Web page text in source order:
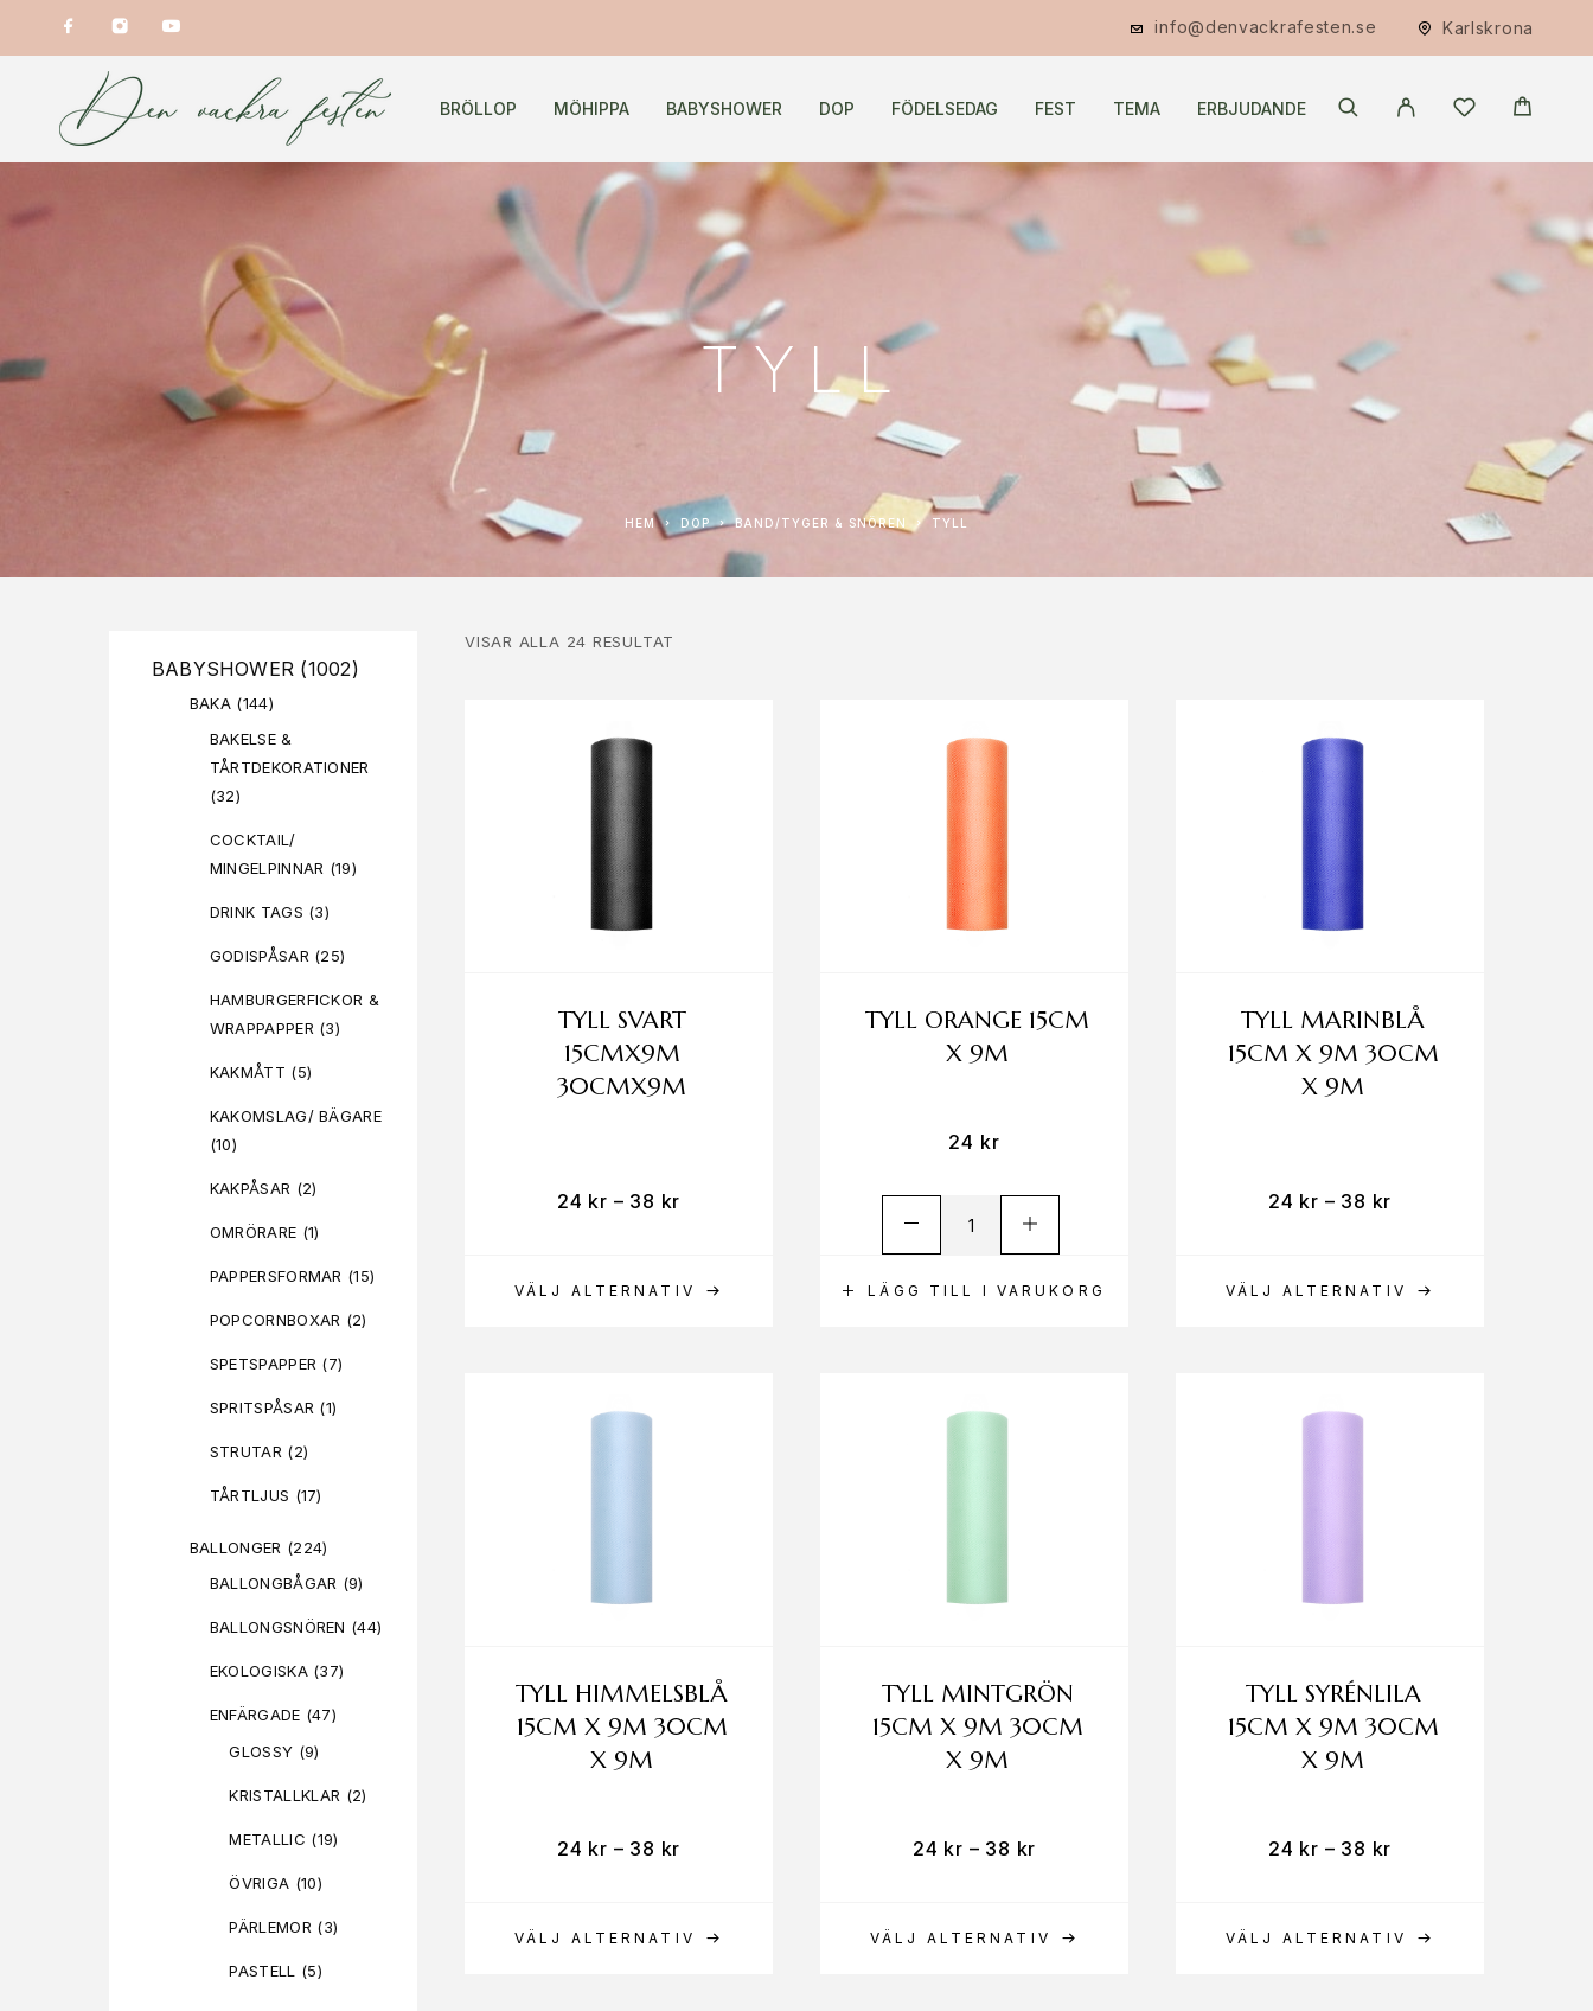
info@denvackrafesten.se Karlskrona
BRÖLLOP MÖHIPPA BABYSHOWER DOP FÖDELSEDAG FEST TEMA ERBJUDANDE
TYLL
HEM DOP BAND/TYGER & SNÖREN TYLL
BABYSHOWER (1002)
BAKA (144)
BAKELSE &
TÅRTDEKORATIONER
(32)
COCKTAIL/
MINGELPINNAR (19)
DRINK TAGS (3)
GODISPÅSAR (25)
HAMBURGERFICKOR &
WRAPPAPPER (3)
KAKMÅTT (5)
KAKOMSLAG/ BÄGARE
(10)
KAKPÅSAR (2)
OMRÖRARE (1)
PAPPERSFORMAR (15)
POPCORNBOXAR (2)
SPETSPAPPER (7)
SPRITSPÅSAR (1)
STRUTAR (2)
TÅRTLJUS (17)
BALLONGER (224)
BALLONGBÅGAR (9)
BALLONGSNÖREN (44)
EKOLOGISKA (37)
ENFÄRGADE (47)
GLOSSY (9)
KRISTALLKLAR (2)
METALLIC (19)
ÖVRIGA (10)
PÄRLEMOR (3)
PASTELL (5)
VISAR ALLA 24 RESULTAT
VÄLJ ALTERNATIV
TYLL SVART
15CMX9M
30CMX9M
24 kr – 38 kr
LÄGG TILL I VARUKORG
TYLL ORANGE 15CM
X 9M
24 kr
VÄLJ ALTERNATIV
TYLL MARINBLÅ
15CM X 9M 30CM
X 9M
24 kr – 38 kr
VÄLJ ALTERNATIV
TYLL HIMMELSBLÅ
15CM X 9M 30CM
X 9M
24 kr – 38 kr
VÄLJ ALTERNATIV
TYLL MINTGRÖN
15CM X 9M 30CM
X 9M
24 kr – 38 kr
VÄLJ ALTERNATIV
TYLL SYRÉNLILA
15CM X 9M 30CM
X 9M
24 kr – 38 kr